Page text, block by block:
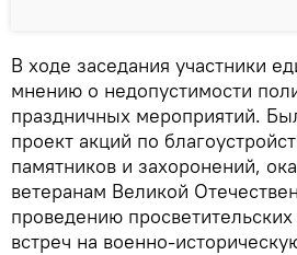
В ходе заседания участники
мнению о недопустимости
праздничных мероприятий.
проект акций по
памятников и захоронений,
ветеранам Великой
проведению
встреч на военно-